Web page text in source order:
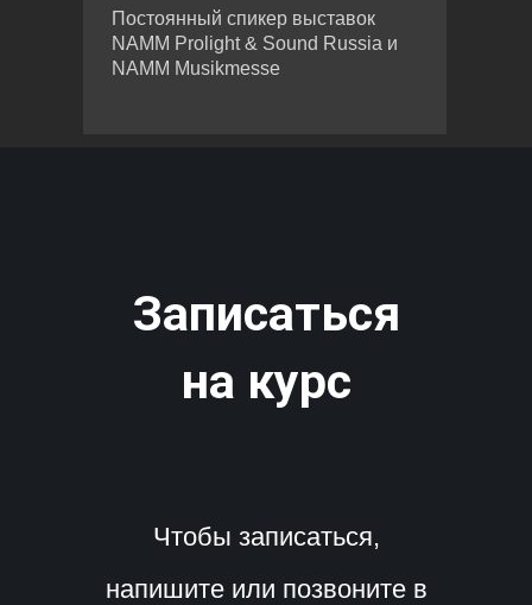
Постоянный спикер выставок
NAMM Prolight & Sound Russia и
NAMM Musikmesse
Чтобы записаться,
напишите или позвоните в
Записаться
на курс